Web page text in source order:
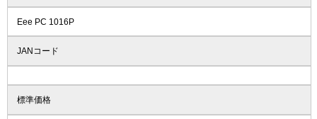
Eee PC 1016P
JANコード
標準価格